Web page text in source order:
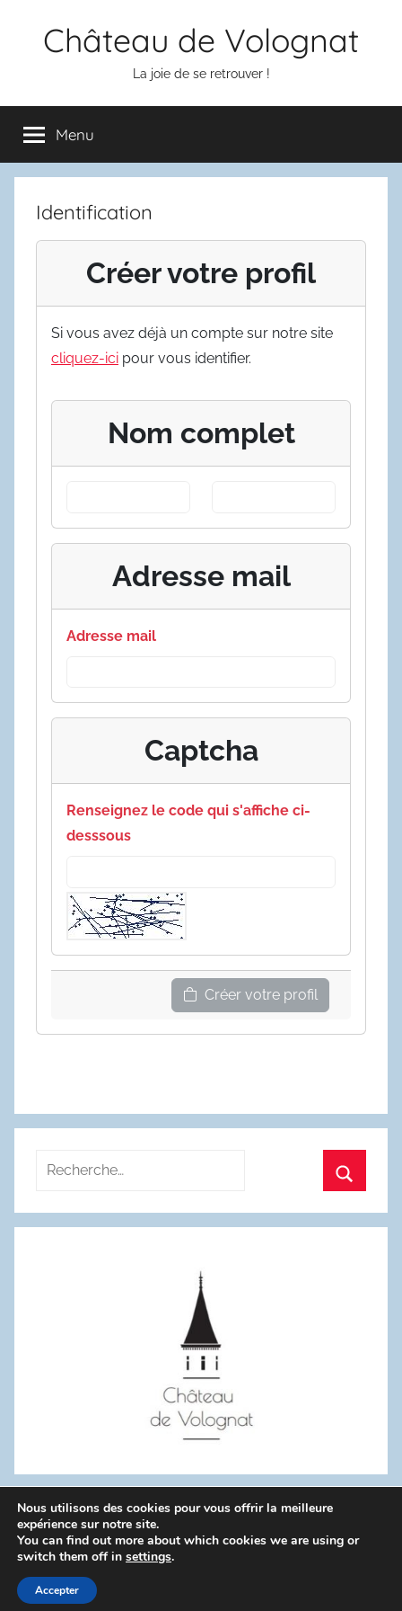
Château de Volognat
La joie de se retrouver !
Menu
Identification
Créer votre profil
Si vous avez déjà un compte sur notre site
cliquez-ici pour vous identifier.
Nom complet
Adresse mail
Adresse mail
Captcha
Renseignez le code qui s'affiche ci-
desssous
Créer votre profil
Recherche
:
WordPress Theme: Donovan by ThemeZee.
Politique de confidentialité
Nous utilisons des cookies pour vous offrir la meilleure
expérience sur notre site.
You can find out more about which cookies we are using or
switch them off in settings.
Accepter